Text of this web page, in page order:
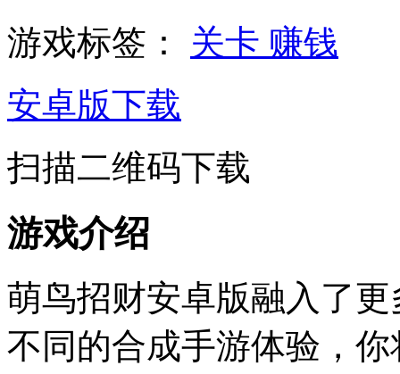
游戏标签： 关卡 赚钱
安卓版下载
扫描二维码下载
游戏介绍
萌鸟招财安卓版融入了
不同的合成手游体验，